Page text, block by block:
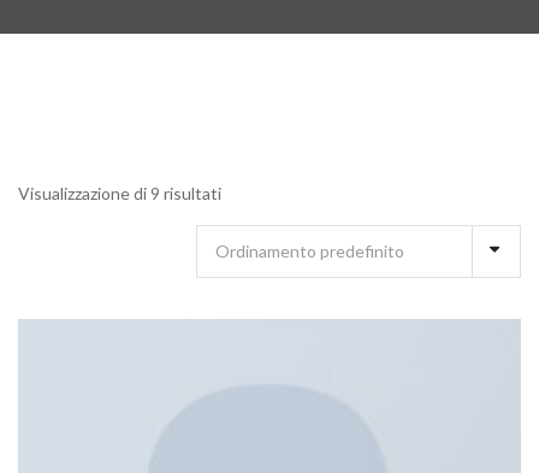
Visualizzazione di 9 risultati